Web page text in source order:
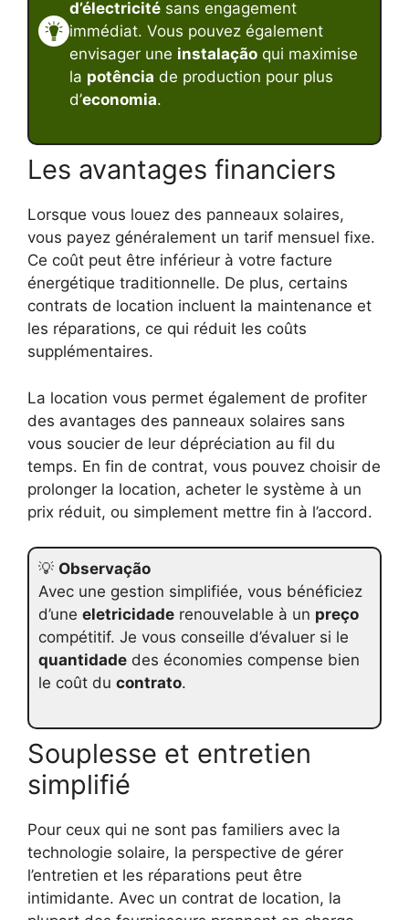
d’électricité sans engagement
immédiat. Vous pouvez également
envisager une instalação qui maximise
la potência de production pour plus
d’economia.
Les avantages financiers
Lorsque vous louez des panneaux solaires,
vous payez généralement un tarif mensuel fixe.
Ce coût peut être inférieur à votre facture
énergétique traditionnelle. De plus, certains
contrats de location incluent la maintenance et
les réparations, ce qui réduit les coûts
supplémentaires.
La location vous permet également de profiter
des avantages des panneaux solaires sans
vous soucier de leur dépréciation au fil du
temps. En fin de contrat, vous pouvez choisir de
prolonger la location, acheter le système à un
prix réduit, ou simplement mettre fin à l’accord.
💡 Observação
Avec une gestion simplifiée, vous bénéficiez
d’une eletricidade renouvelable à un preço
compétitif. Je vous conseille d’évaluer si le
quantidade des économies compense bien
le coût du contrato.
Souplesse et entretien
simplifié
Pour ceux qui ne sont pas familiers avec la
technologie solaire, la perspective de gérer
l’entretien et les réparations peut être
intimidante. Avec un contrat de location, la